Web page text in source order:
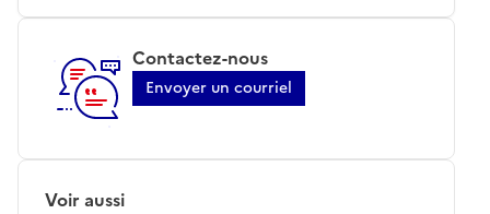
Contactez-nous
Envoyer un courriel
Voir aussi